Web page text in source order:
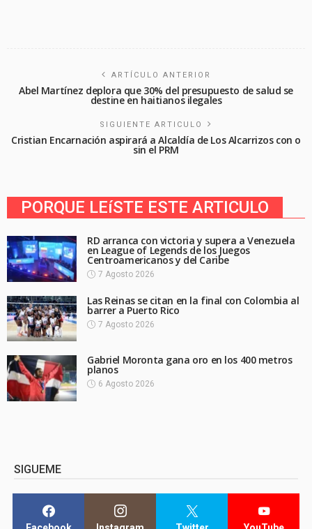
ARTÍCULO ANTERIOR
Abel Martínez deplora que 30% del presupuesto de salud se
destine en haitianos ilegales
SIGUIENTE ARTICULO
Cristian Encarnación aspirará a Alcaldía de Los Alcarrizos con o
sin el PRM
PORQUE LEíSTE ESTE ARTICULO
RD arranca con victoria y supera a Venezuela
en League of Legends de los Juegos
Centroamericanos y del Caribe
7 Agosto 2026
Las Reinas se citan en la final con Colombia al
barrer a Puerto Rico
7 Agosto 2026
Gabriel Moronta gana oro en los 400 metros
planos
6 Agosto 2026
SIGUEME